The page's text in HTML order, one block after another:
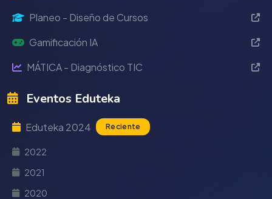
Planeo - Diseño de Cursos
Gamificación IA
MÁTICA - Diagnóstico TIC
Eventos Eduteka
Eduteka 2024 Reciente
2022
2021
2020